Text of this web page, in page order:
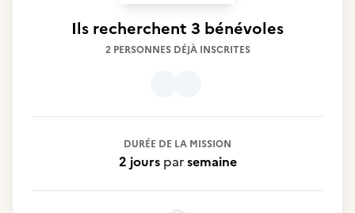
Ils recherchent 3 bénévoles
2 PERSONNES DÉJÀ INSCRITES
DURÉE DE LA MISSION
2 joursparsemaine